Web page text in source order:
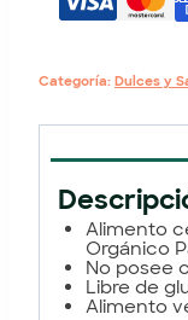
Categoría: Dulces y
Alimento
Orgánico
No posee
Libre de
Alimento